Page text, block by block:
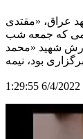
عراق، «مقتدی
که جمعه شب
شهید «محمد
بود، نیمه